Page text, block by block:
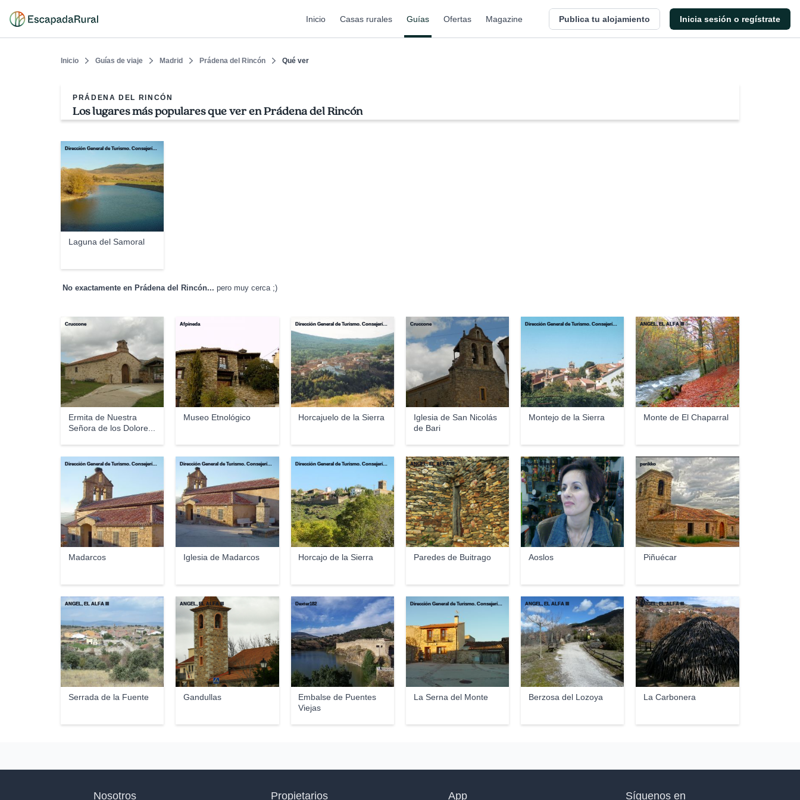
Inicio Casas rurales Guías Ofertas Magazine Publica tu alojamiento Inicia sesión o regístrate
Inicio Guías de viaje Madrid Prádena del Rincón Qué ver
PRÁDENA DEL RINCÓN
Los lugares más populares que ver en Prádena del Rincón
Laguna del Samoral
Dirección General de Turismo. Consejería de Economía e Innovación Tecnológica. Comunidad de Madrid
No exactamente en Prádena del Rincón... pero muy cerca ;)
Ermita de Nuestra
Señora de los Dolore...
Cruccone
Museo Etnológico
Afpineda
Horcajuelo de la Sierra
Dirección General de Turismo. Consejería de Economía e Innovación Tecnológica. Comunidad de Madrid
Iglesia de San Nicolás
de Bari
Cruccone
Montejo de la Sierra
Dirección General de Turismo. Consejería de Economía e Innovación Tecnológica. Comunidad de Madrid
Monte de El Chaparral
ANGEL, EL ALFA III
Madarcos
Dirección General de Turismo. Consejería de Economía e Innovación Tecnológica. Comunidad de Madrid
Iglesia de Madarcos
Dirección General de Turismo. Consejería de Economía e Innovación Tecnológica. Comunidad de Madrid
Horcajo de la Sierra
Dirección General de Turismo. Consejería de Economía e Innovación Tecnológica. Comunidad de Madrid.
Paredes de Buitrago
ANGEL, EL ALFA III
Aoslos
Pedro Monroy
Piñuécar
perikko
Serrada de la Fuente
ANGEL, EL ALFA III
Gandullas
ANGEL, EL ALFA III
Embalse de Puentes
Viejas
Dexter182
La Serna del Monte
Dirección General de Turismo. Consejería de Economía e Innovación Tecnológica. Comunidad de Madrid
Berzosa del Lozoya
ANGEL, EL ALFA III
La Carbonera
ANGEL, EL ALFA III
Nosotros Propietarios App Síguenos en